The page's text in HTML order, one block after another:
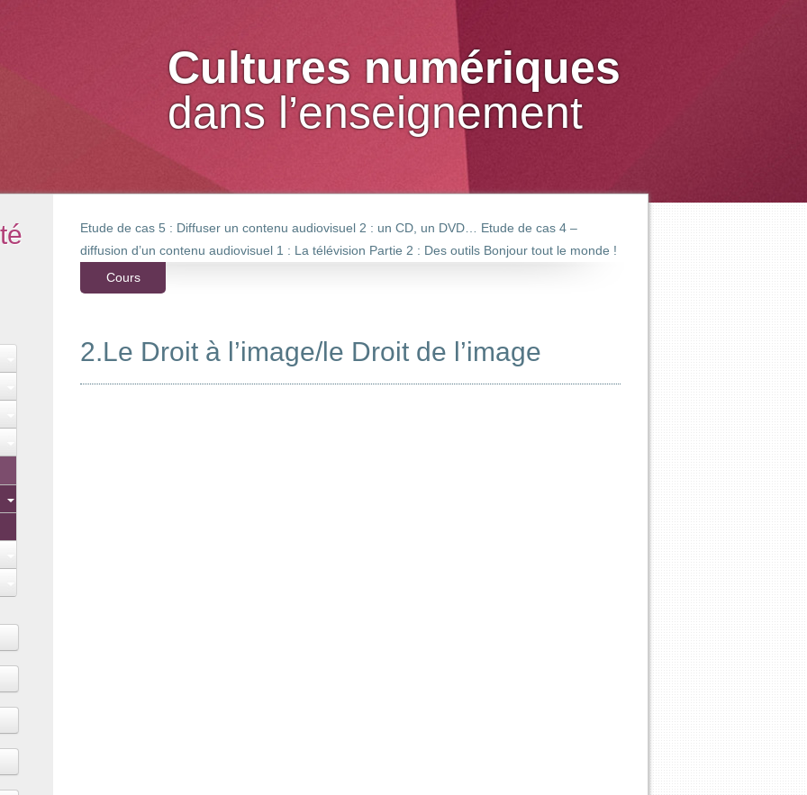
Cultures numériques
dans l’enseignement
Etude de cas 5 : Diffuser un contenu audiovisuel 2 : un CD, un DVD…
Etude de cas 4 –
diffusion d’un contenu audiovisuel 1 : La télévision Partie 2 : Des outils Bonjour tout le monde !
Cours
2.Le Droit à l’image/le Droit de l’image